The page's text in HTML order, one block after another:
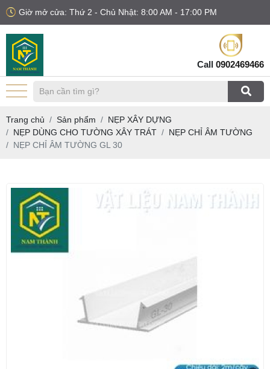
Giờ mở cửa: Thứ 2 - Chủ Nhật: 8:00 AM - 17:00 PM
Call 0902469466
Trang chủ Sản phẩm
NẸP XÂY DỰNG
NẸP DÙNG CHO TƯỜNG XÂY TRÁT
NẸP CHỈ ÂM TƯỜNG
NẸP CHỈ ÂM TƯỜNG GL 30